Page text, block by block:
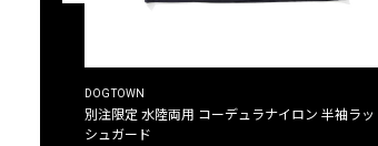
DOGTOWN
別注限定 水陸両用 コーデュラナイロン 半袖ラッ
シュガード